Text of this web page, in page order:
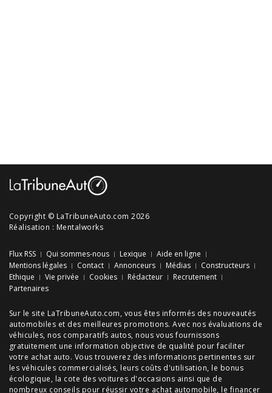
Copyright © LaTribuneAuto.com 2026
Réalisation : Mentalworks
Flux RSS Qui sommes-nous Lexique
Aide en ligne
Mentions légales
Contact Annonceurs Médias
Constructeurs
Ethique
Vie privée Cookies Rédacteur
Recrutement
Partenaires
Sur le site LaTribuneAuto.com, vous êtes informés des nouveautés
automobiles et des meilleures promotions. Avec nos évaluations de
véhicules, nos comparatifs autos, nous vous fournissons
gratuitement une information objective de qualité pour faciliter
votre achat auto. Vous trouverez des informations pertinentes sur
les véhicules commercialisés, leurs coûts d'utilisation, le bonus
écologique, la cote des voitures d'occasions ainsi que de
nombreux conseils pour réussir votre achat automobile, le financer